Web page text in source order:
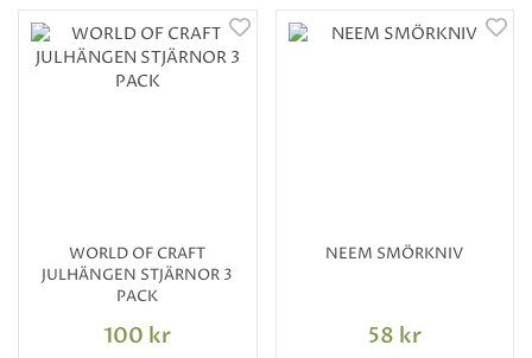
WORLD OF CRAFT
JULHÄNGEN STJÄRNOR 3
PACK
100 kr
NEEM SMÖRKNIV
58 kr